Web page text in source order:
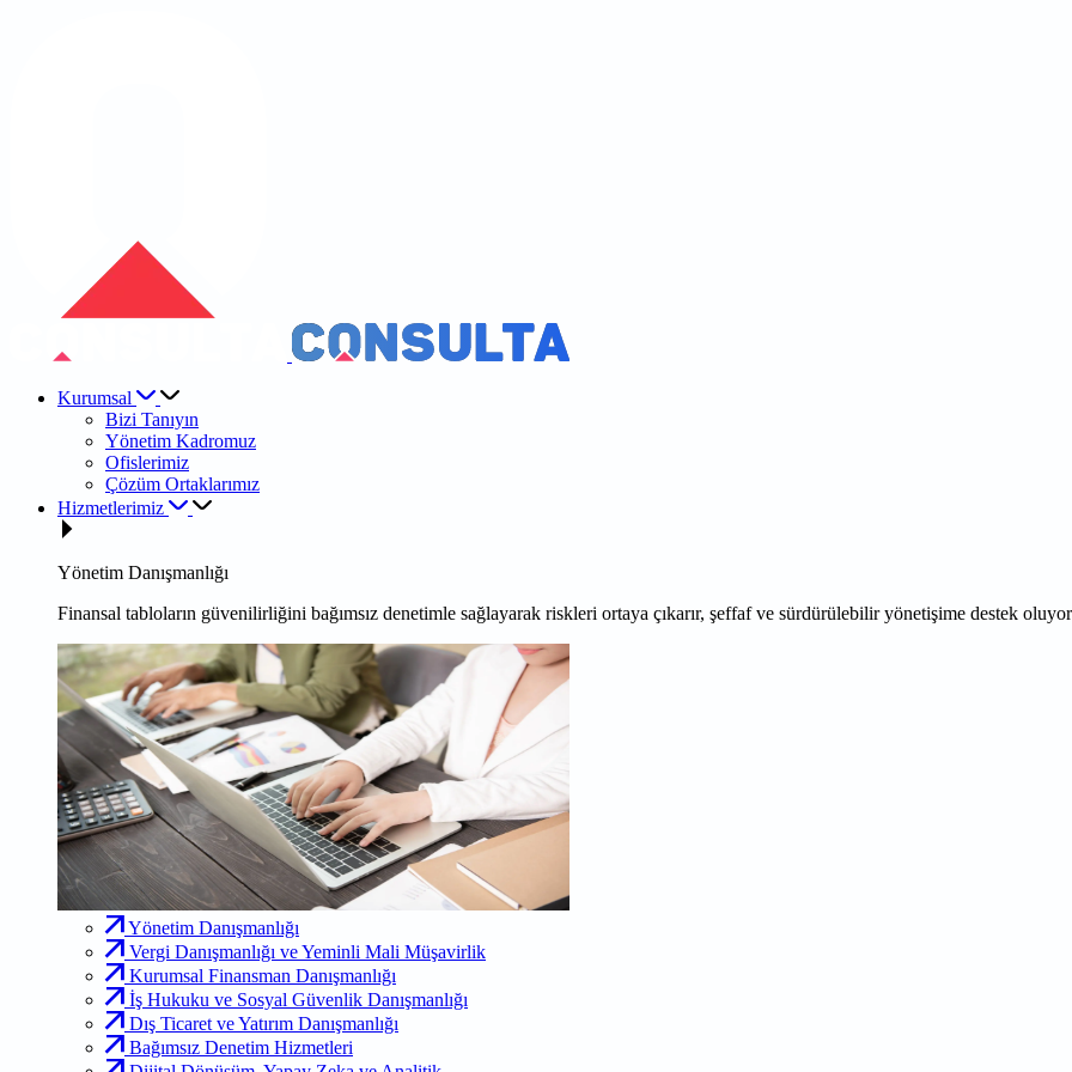
Kurumsal
Bizi Tanıyın
Yönetim Kadromuz
Ofislerimiz
Çözüm Ortaklarımız
Hizmetlerimiz
Yönetim Danışmanlığı
Finansal tabloların güvenilirliğini bağımsız denetimle sağlayarak riskleri ortaya çıkarır, şeffaf ve sürdürülebilir yönetişime destek
Yönetim Danışmanlığı
Vergi Danışmanlığı ve Yeminli Mali Müşavirlik
Kurumsal Finansman Danışmanlığı
İş Hukuku ve Sosyal Güvenlik Danışmanlığı
Dış Ticaret ve Yatırım Danışmanlığı
Bağımsız Denetim Hizmetleri